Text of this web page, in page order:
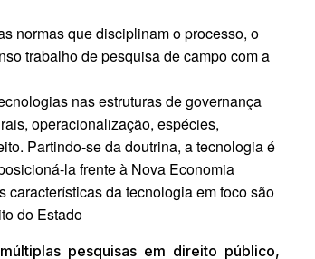
normas que disciplinam o processo, o
trabalho de pesquisa de campo com a
nas estruturas de governança
operacionalização, espécies,
Partindo-se da doutrina, a tecnologia é
la frente à Nova Economia
características da tecnologia em foco são
do Estado
pesquisas em direito público,